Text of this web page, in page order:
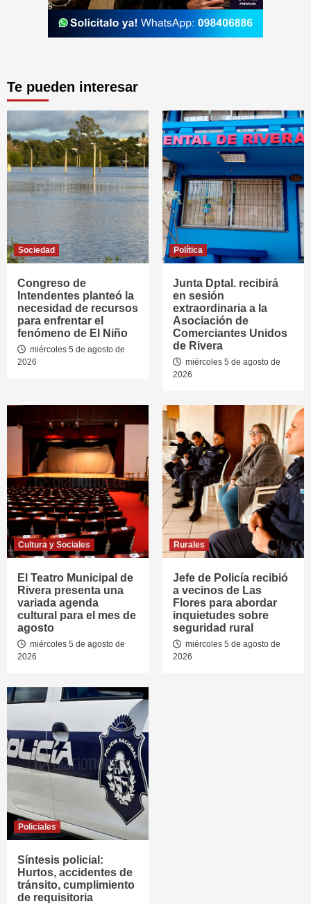
Te pueden interesar
Sociedad
Congreso de
Intendentes planteó la
necesidad de recursos
para enfrentar el
fenómeno de El Niño
miércoles 5 de agosto de
2026
Política
Junta Dptal. recibirá
en sesión
extraordinaria a la
Asociación de
Comerciantes Unidos
de Rivera
miércoles 5 de agosto de
2026
Cultura y Sociales
El Teatro Municipal de
Rivera presenta una
variada agenda
cultural para el mes de
agosto
miércoles 5 de agosto de
2026
Rurales
Jefe de Policía recibió
a vecinos de Las
Flores para abordar
inquietudes sobre
seguridad rural
miércoles 5 de agosto de
2026
Policiales
Síntesis policial:
Hurtos, accidentes de
tránsito, cumplimiento
de requisitoria